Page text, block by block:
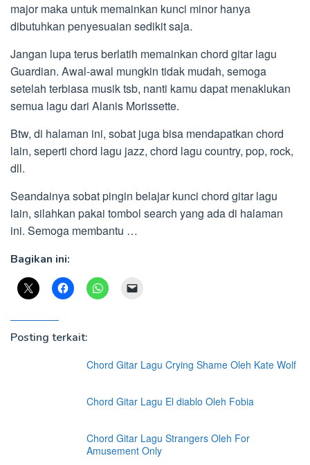
major maka untuk memainkan kunci minor hanya
dibutuhkan penyesuaian sedikit saja.
Jangan lupa terus berlatih memainkan chord gitar lagu
Guardian. Awal-awal mungkin tidak mudah, semoga
setelah terbiasa musik tsb, nanti kamu dapat menaklukan
semua lagu dari Alanis Morissette.
Btw, di halaman ini, sobat juga bisa mendapatkan chord
lain, seperti chord lagu jazz, chord lagu country, pop, rock,
dll.
Seandainya sobat pingin belajar kunci chord gitar lagu
lain, silahkan pakai tombol search yang ada di halaman
ini. Semoga membantu …
Bagikan ini:
Posting terkait:
Chord Gitar Lagu Crying Shame Oleh Kate Wolf
Chord Gitar Lagu El diablo Oleh Fobia
Chord Gitar Lagu Strangers Oleh For
Amusement Only